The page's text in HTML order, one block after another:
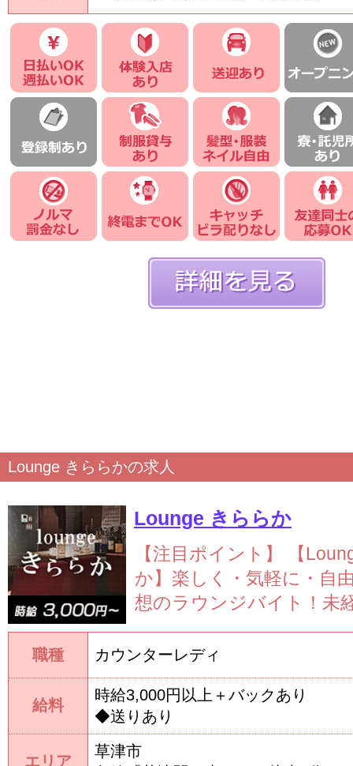
Lounge きららかの求人
Lounge きららか
職種 カウンターレディ
給料
時給3,000円以上＋バックあり
◆送りあり
エリア
草津市
【注目ポイント】
【
か】楽しく・気軽に・自
想のラウンジバイト！未